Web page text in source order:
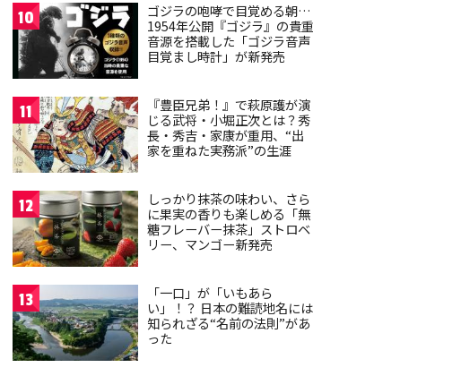
10
ゴジラの咆哮で目覚める朝…
1954年公開『ゴジラ』の貴重
音源を搭載した「ゴジラ音声
目覚まし時計」が新発売
11
『豊臣兄弟！』で萩原護が演
じる武将・小堀正次とは？秀
長・秀吉・家康が重用、“出
家を重ねた実務派”の生涯
12
しっかり抹茶の味わい、さら
に果実の香りも楽しめる「無
糖フレーバー抹茶」ストロベ
リー、マンゴー新発売
13
「一口」が「いもあら
い」！？ 日本の難読地名には
知られざる“名前の法則”があ
った